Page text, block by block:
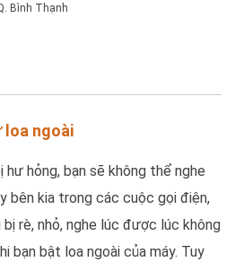
Bình Thạnh
loa ngoài
hư hỏng, bạn sẽ không thể nghe
bên kia trong các cuộc gọi điện,
rè, nhỏ, nghe lúc được lúc không
bạn bật loa ngoài của máy. Tuy